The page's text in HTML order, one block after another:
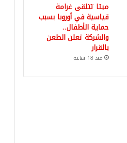
ميتا تتلقى غرامة
قياسية في أوروبا بسبب
حماية الأطفال..
والشركة تعلن الطعن
بالقرار
منذ 18 ساعة